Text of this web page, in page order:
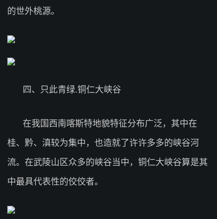
的世外桃源。
四、只此青绿.铜仁大峡谷
在我国西南喀斯特地貌特征分布广泛，其中在
桂、黔、滇较为集中，也造就了许许多多的峡谷河
流。在武陵山区众多的峡谷当中，铜仁大峡谷算是其
中最具代表性的佼佼者。